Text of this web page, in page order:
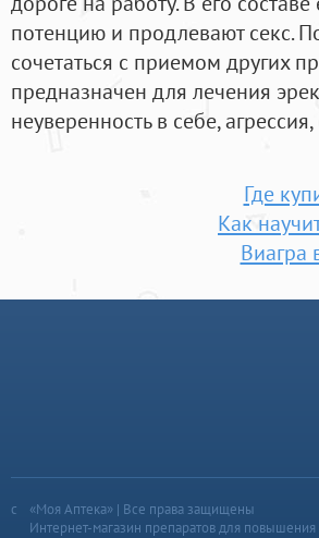
потенцию и продлевают секс.
сочетаться с приемом других
предназначен для лечения
неуверенность в себе,
Где
Как
Виагра
«Моя Аптека» | Все права защищены
Интернет-магазин препаратов для